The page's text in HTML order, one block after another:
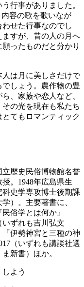
行事がありました。
容の歌を歌いなが
せた行事なのでし
すが、昔の人の月へ
ったものだと分かり
は月に美しさだけで
しょう。農作物の豊
、家族や恋人など、
の光を現在も私たち
てもロマンティック
歴史民俗博物館名誉
。1948年広島県生
史学専攻博士後期課
）。主要著書に、
俗学とは何か』
いずれも吉川弘文
伊勢神宮と三種の神
（いずれも講談社選
新書）ほか。
よう